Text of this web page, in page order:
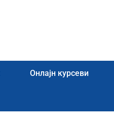
Онлајн курсеви